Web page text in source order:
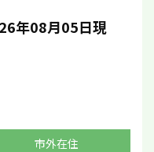
年08月05日現
市外在住